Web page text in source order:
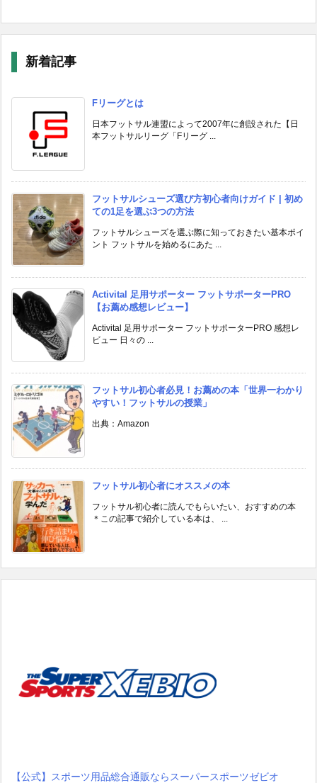
新着記事
Fリーグとは
日本フットサル連盟によって2007年に創設された【日
本フットサルリーグ「Fリーグ ...
フットサルシューズ選び方初心者向けガイド | 初め
ての1足を選ぶ3つの方法
フットサルシューズを選ぶ際に知っておきたい基本ポイ
ント フットサルを始めるにあた ...
Activital 足用サポーター フットサポーターPRO
【お薦め感想レビュー】
Activital 足用サポーター フットサポーターPRO 感想レ
ビュー 日々の ...
フットサル初心者必見！お薦めの本「世界一わかり
やすい！フットサルの授業」
出典：Amazon
フットサル初心者にオススメの本
フットサル初心者に読んでもらいたい、おすすめの本
＊この記事で紹介している本は、 ...
【公式】スポーツ用品総合通販ならスーパースポーツゼビオ